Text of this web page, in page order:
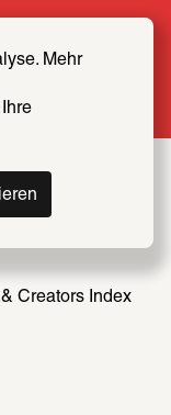
Mehr
Creators Index